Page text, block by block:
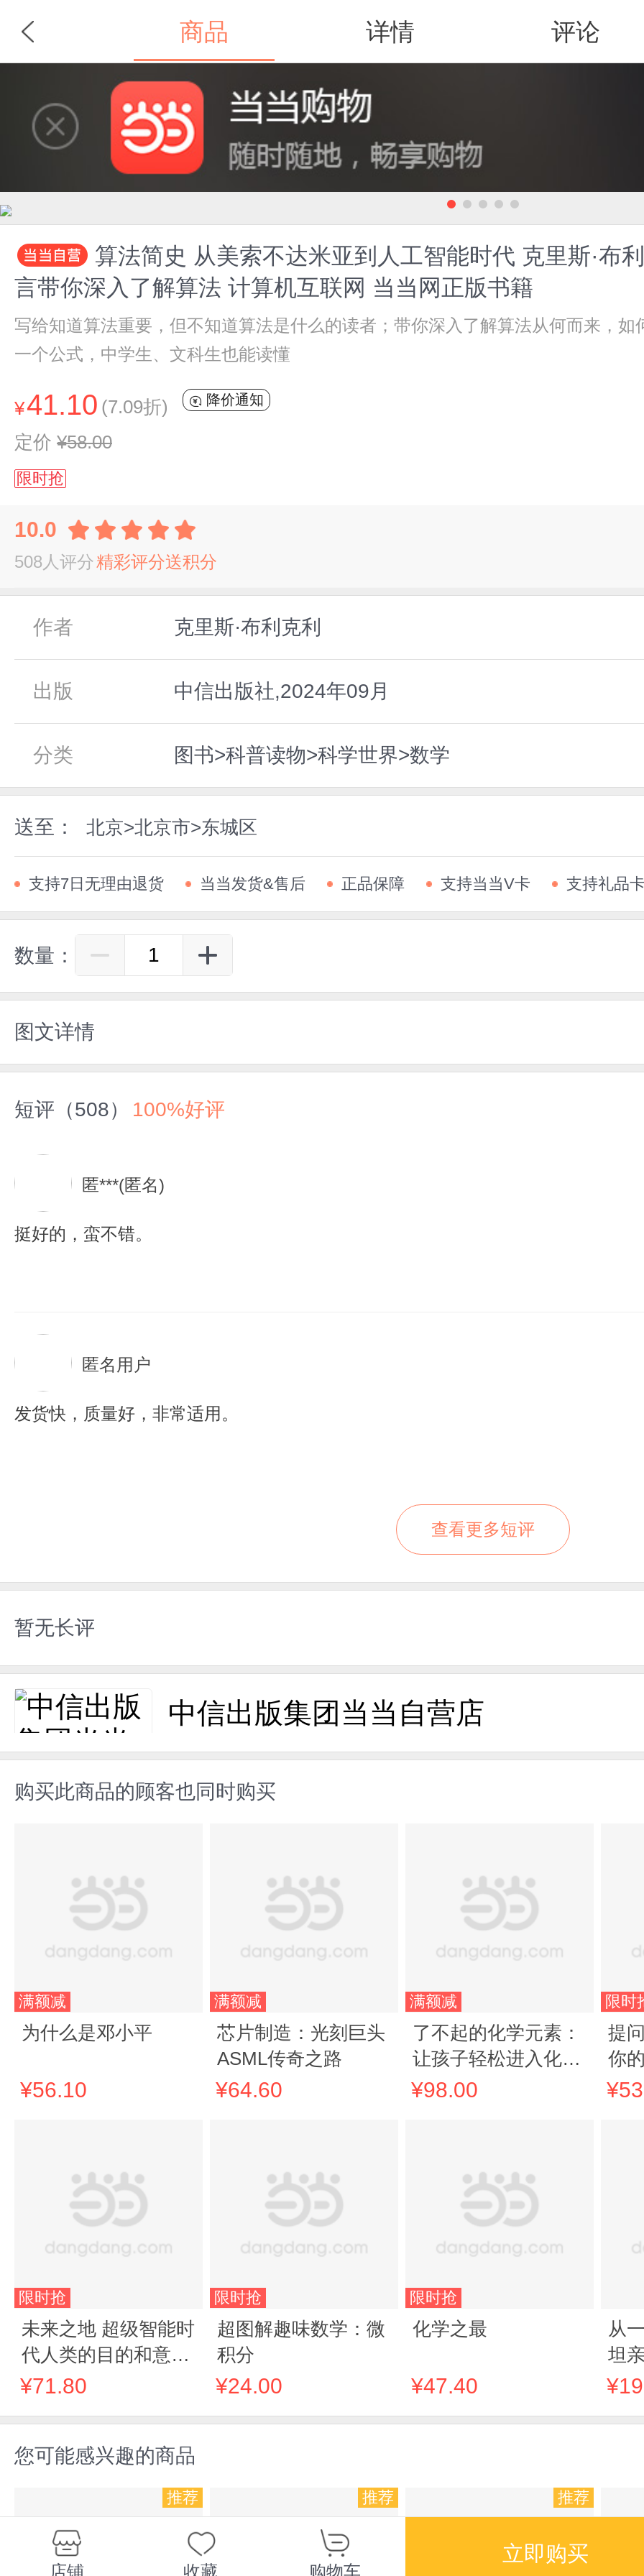
商品 详情 评论
分类
算法简史 从美索不达米亚到人工智能时代 克里斯·布
言带你深入了解算法 计算机互联网 当当网正版书籍
写给知道算法重要，但不知道算法是什么的读者；带你深入了解算法从何而来，
一个公式，中学生、文科生也能读懂
¥41.10 (7.09折) 降价通知
定价 ¥58.00
限时抢
10.0
508人评分精彩评分送积分
作者 克里斯·布利克利
出版 中信出版社,2024年09月
分类 图书>科普读物>科学世界>数学
送至： 北京>北京市>东城区
支持7日无理由退货 当当发货&售后 正品保障 支持当当V卡 支持礼品
数量：
图文详情
短评（508） 100%好评
匿***(匿名)
挺好的，蛮不错。
匿名用户
发货快，质量好，非常适用。
查看更多短评
暂无长评
中信出版集团当当自营店
购买此商品的顾客也同时购买
满额减
为什么是邓小平
¥56.10
限时抢
未来之地 超级智能时
代人类的目的和意义
埃隆·马斯克推荐 尼
来学 DeepSee
¥71.80
满额减
芯片制造：光刻巨头
ASML传奇之路
¥64.60
限时抢
超图解趣味数学：微
积分
¥24.00
满额减
了不起的化学元素：
让孩子轻松进入化学
的奇妙世界，西班牙
学渣逆袭书。
¥98.00
限时抢
化学之最
¥47.40
限时
提
你
从
坦
门
您可能感兴趣的商品
推荐 推荐 推荐
店铺 收藏 购物车
立即购买